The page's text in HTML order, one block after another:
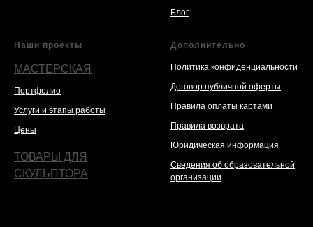
Блог
Наши проекты
МАСТЕРСКАЯ
Портфолио
Услуги и этапы работы
Цены
ТОВАРЫ ДЛЯ
СКУЛЬПТОРА
Дополнительно
Политика конфиденциальности
Договор публичной оферты
Правила оплаты картами
Правила возврата
Юридическая информация
Сведения об образовательной
организации